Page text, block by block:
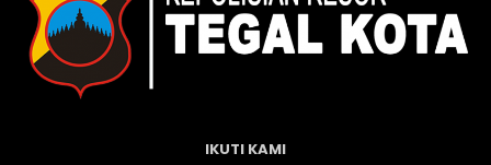
IKUTI KAMI